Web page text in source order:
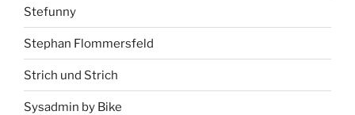
Stefunny
Stephan Flommersfeld
Strich und Strich
Sysadmin by Bike